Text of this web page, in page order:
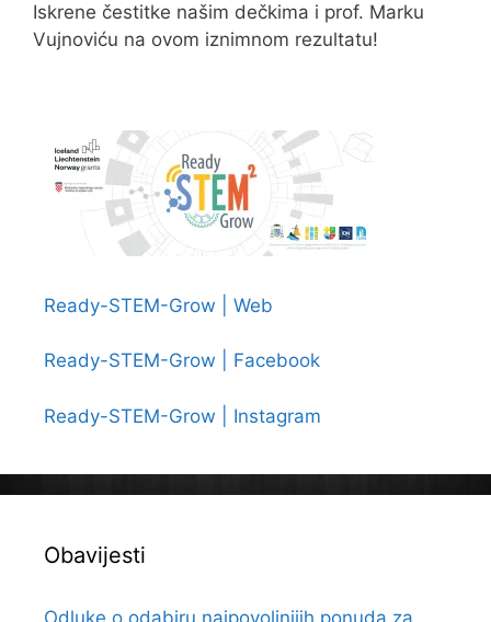
Iskrene čestitke našim dečkima i prof. Marku
Vujnoviću na ovom iznimnom rezultatu!
Ready-STEM-Grow | Web
Ready-STEM-Grow | Facebook
Ready-STEM-Grow | Instagram
Obavijesti
Odluke o odabiru najpovoljnijih ponuda za